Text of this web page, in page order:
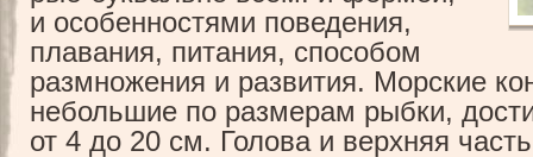
и особенностями поведения,
плавания, питания, способом
размножения и развития. Морские
небольшие по размерам рыбки,
от 4 до 20 см. Голова и верхняя